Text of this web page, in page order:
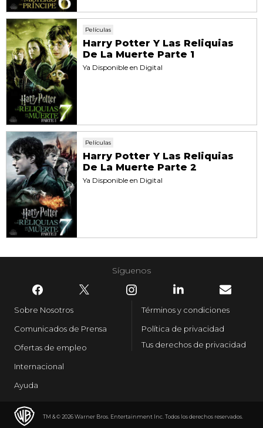
Películas
Harry Potter Y Las Reliquias
De La Muerte Parte 1
Ya Disponible en Digital
Películas
Harry Potter Y Las Reliquias
De La Muerte Parte 2
Ya Disponible en Digital
TM & © 2026 Warner Bros. Entertainment Inc. Todos los derechos reservados.
Síguenos
Sobre Nosotros
Comunicados de Prensa
Ofertas de empleo
Internacional
Ayuda
Términos y condiciones
Política de privacidad
Tus derechos de privacidad